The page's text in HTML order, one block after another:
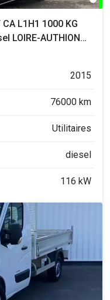
L1H1 1000 KG
LOIRE-AUTHION
2015
76000 km
Utilitaires
diesel
116 kW